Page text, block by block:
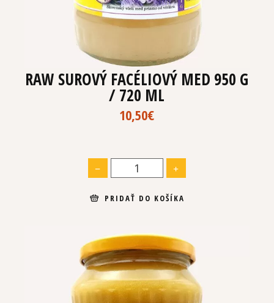
RAW SUROVÝ FACÉLIOVÝ MED 950 G
/ 720 ML
10,50€
PRIDAŤ DO KOŠÍKA